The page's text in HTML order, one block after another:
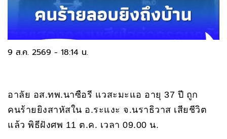
9 ส.ค. 2569 - 18:14 น.
อาลัย อส.ทพ.นาซือรี แวสะมะแอ อายุ 37 ปี ถูก
คนร้ายยิงสาหัสใน อ.ระแงะ จ.นราธิวาส เสียชีวิต
แล้ว พิธีฝังศพ 11 ต.ค. เวลา 09.00 น.